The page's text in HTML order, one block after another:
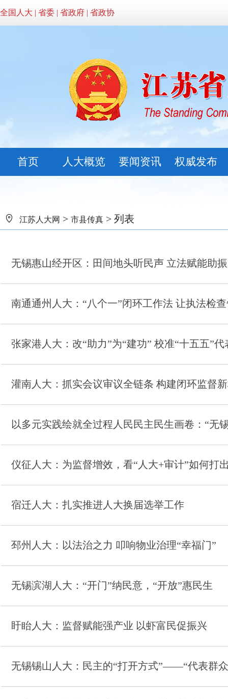
全国人大 | 省委 | 省政府 | 省政协
首页 人大概览 要闻资讯 权威发布
江苏人大网 > 市县传真 > 列表
无锡惠山经开区：田间地头听民声 立法赋能助
南通通州人大：“八个一”闭环工作法 让执法检
张家港人大：改“助力”为“建功” 校准“十五五”代
灌南人大：抓实会议审议全链条 构建闭环监督
以多元实践绘就全过程人民民主民生画卷：“无
仪征人大：为监督增效，看“人大+审计”如何打
宿迁人大：扎实推进人大换届选举工作
邳州人大：以法治之力 叩响物业治理“幸福门”
无锡滨湖人大：“开门”纳民意，“开放”惠民生
盱眙人大：监督赋能强产业 以虾富民促振兴
无锡锡山人大：民主的“打开方式”——“代表群